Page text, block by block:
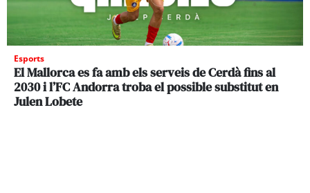
Esports
El Mallorca es fa amb els serveis de Cerdà fins al
2030 i l’FC Andorra troba el possible substitut en
Julen Lobete